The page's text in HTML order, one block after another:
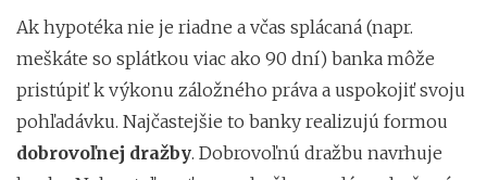
Ak hypotéka nie je riadne a včas splácaná (napr.
meškáte so splátkou viac ako 90 dní) banka môže
pristúpiť k výkonu záložného práva a uspokojiť svoju
pohľadávku. Najčastejšie to banky realizujú formou
dobrovoľnej dražby. Dobrovoľnú dražbu navrhuje